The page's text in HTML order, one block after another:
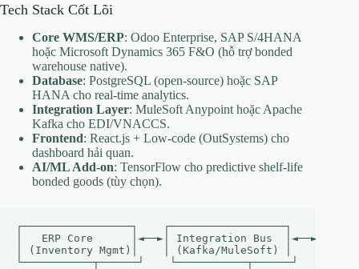
Tech Stack Cốt Lõi
Core WMS/ERP: Odoo Enterprise, SAP S/4HANA
hoặc Microsoft Dynamics 365 F&O (hỗ trợ bonded
warehouse native).
Database: PostgreSQL (open-source) hoặc SAP
HANA cho real-time analytics.
Integration Layer: MuleSoft Anypoint hoặc Apache
Kafka cho EDI/VNACCS.
Frontend: React.js + Low-code (OutSystems) cho
dashboard hải quan.
AI/ML Add-on: TensorFlow cho predictive shelf-life
bonded goods (tùy chọn).
┌─────────────────┐    ┌──────────────────┐
│   ERP Core      │◄──►│ Integration Bus  │◄──►│
│ (Inventory Mgmt)│    │ (Kafka/MuleSoft) │    │
└───────────┬──────┘    └───────────┬──────┘